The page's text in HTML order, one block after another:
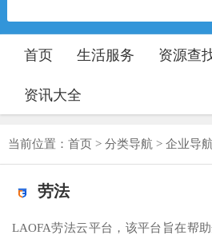
首页 生活服务 资源查
资讯大全
当前位置： 首页 > 分类导航 > 企业导航
劳法
LAOFA劳法云平台，该平台旨在帮